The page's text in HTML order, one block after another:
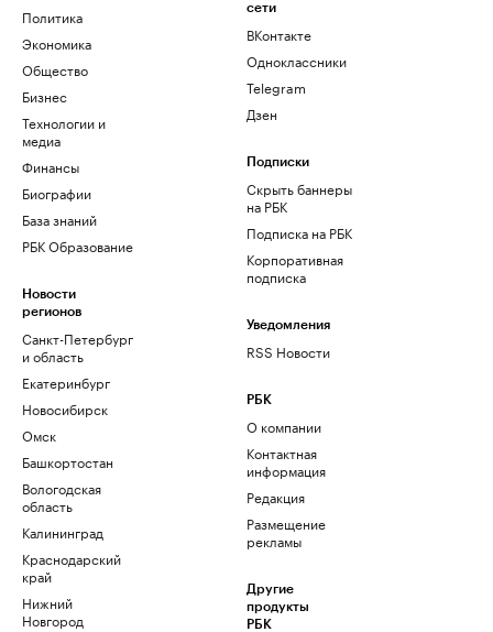
Политика
Экономика
Общество
Бизнес
Технологии и
медиа
Финансы
Биографии
База знаний
РБК Образование
Новости
регионов
Санкт-Петербург
и область
Екатеринбург
Новосибирск
Омск
Башкортостан
Вологодская
область
Калининград
Краснодарский
край
Нижний
Новгород
сети
ВКонтакте
Одноклассники
Telegram
Дзен
Подписки
Скрыть баннеры
на РБК
Подписка на РБК
Корпоративная
подписка
Уведомления
RSS Новости
РБК
О компании
Контактная
информация
Редакция
Размещение
рекламы
Другие
продукты
РБК